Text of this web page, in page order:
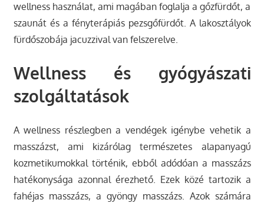
wellness használat, ami magában foglalja a gőzfürdőt, a
szaunát és a fényterápiás pezsgőfürdőt. A lakosztályok
fürdőszobája jacuzzival van felszerelve.
Wellness és gyógyászati
szolgáltatások
A wellness részlegben a vendégek igénybe vehetik a
masszázst, ami kizárólag természetes alapanyagú
kozmetikumokkal történik, ebből adódóan a masszázs
hatékonysága azonnal érezhető. Ezek közé tartozik a
fahéjas masszázs, a gyöngy masszázs. Azok számára